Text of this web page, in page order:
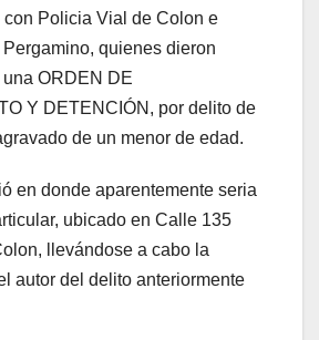
con Policia Vial de Colon e
Pergamino, quienes dieron
ORDEN DE
Y DETENCIÓN, por delito de
de un menor de edad.
en donde aparentemente seria
ubicado en Calle 135
llevándose a cabo la
autor del delito anteriormente